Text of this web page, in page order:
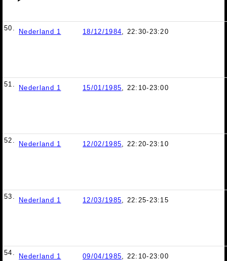
50. Nederland 1 18/12/1984, 22:30-23:20
51. Nederland 1 15/01/1985, 22:10-23:00
52. Nederland 1 12/02/1985, 22:20-23:10
53. Nederland 1 12/03/1985, 22:25-23:15
54. Nederland 1 09/04/1985, 22:10-23:00